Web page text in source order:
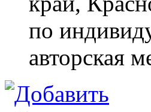
по
авторская